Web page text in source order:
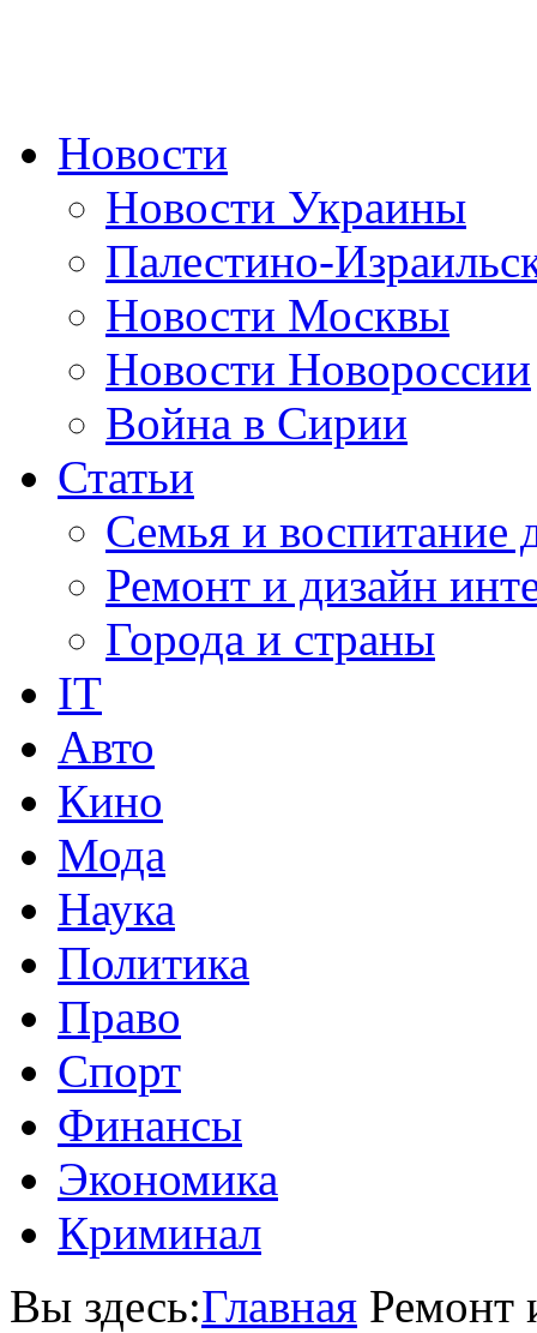
Новости
Новости Украины
Палестино-
Новости Москвы
Новости Новороссии
Война в Сирии
Статьи
Семья и воспитание
Ремонт и дизайн
Города и страны
IT
Авто
Кино
Мода
Наука
Политика
Право
Спорт
Финансы
Экономика
Криминал
Вы здесь:Главная Ремонт